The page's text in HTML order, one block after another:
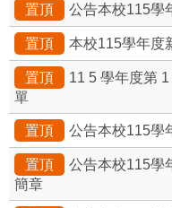
置頂 公告本校115學
置頂 本校115學年度
置頂
11 5 學年度第
單
置頂 公告本校115學
置頂
公告本校115學
簡章